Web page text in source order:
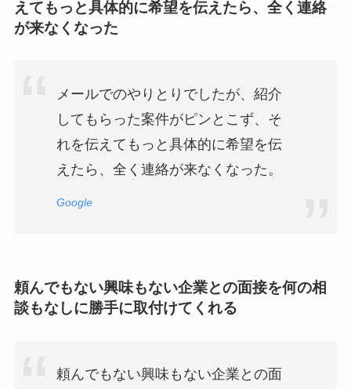
えてもっと具体的に希望を伝えたら、全く連絡
が来なくなった
メールでのやりとりでしたが、紹介
してもらった案件がピンとこず、そ
れを伝えてもっと具体的に希望を伝
えたら、全く連絡が来なくなった。
Google
頼んでもない興味もない企業との面接を何の相
談もなしに勝手に取付けてくれる
頼んでもない興味もない企業との面